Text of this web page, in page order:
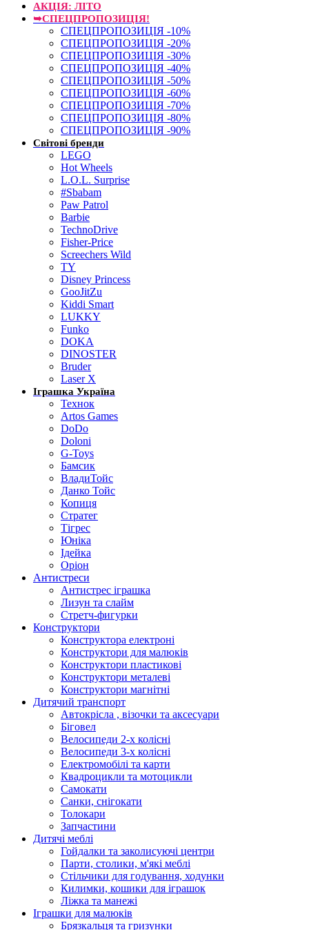
АКЦІЯ: ЛІТО
➥СПЕЦПРОПОЗИЦІЯ!
СПЕЦПРОПОЗИЦІЯ -10%
СПЕЦПРОПОЗИЦІЯ -20%
СПЕЦПРОПОЗИЦІЯ -30%
СПЕЦПРОПОЗИЦІЯ -40%
СПЕЦПРОПОЗИЦІЯ -50%
СПЕЦПРОПОЗИЦІЯ -60%
СПЕЦПРОПОЗИЦІЯ -70%
СПЕЦПРОПОЗИЦІЯ -80%
СПЕЦПРОПОЗИЦІЯ -90%
Світові бренди
LEGO
Hot Wheels
L.O.L. Surprise
#Sbabam
Paw Patrol
Barbie
TechnoDrive
Fisher-Price
Screechers Wild
TY
Disney Princess
GooJitZu
Kiddi Smart
LUKKY
Funko
DOKA
DINOSTER
Bruder
Laser X
Іграшка Україна
Технок
Artos Games
DoDo
Doloni
G-Toys
Бамсик
ВладиТойс
Данко Тойс
Копиця
Стратег
Тігрес
Юніка
Ідейка
Оріон
Антистреси
Антистрес іграшка
Лизун та слайм
Стретч-фигурки
Конструктори
Конструктора електроні
Конструктори для малюків
Конструктори пластикові
Конструктори металеві
Конструктори магнітні
Дитячий транспорт
Автокрісла , візочки та аксесуари
Біговел
Велосипеди 2-х колісні
Велосипеди 3-х колісні
Електромобілі та карти
Квадроцикли та мотоцикли
Самокати
Санки, снігокати
Толокари
Запчастини
Дитячі меблі
Гойдалки та заколисуючі центри
Парти, столики, м'які меблі
Стільчики для годування, ходунки
Килимки, кошики для іграшок
Ліжка та манежі
Іграшки для малюків
Брязкальця та гризунки